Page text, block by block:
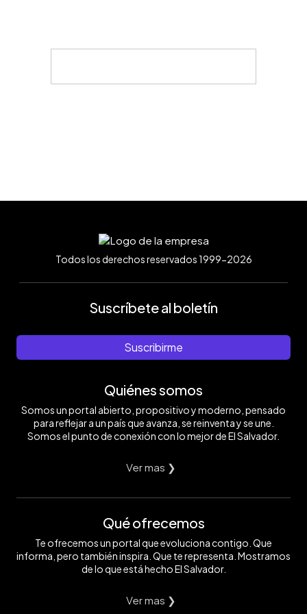
Todos los derechos reservados 1999-2026
Suscríbete al boletín
Suscribirme
Quiénes somos
Somos un portal abierto, propositivo y moderno, pensado
para reflejar a un país que avanza, se reinventa y se une.
Somos el punto de conexión con lo mejor de El Salvador.
Ver mas ❯
Qué ofrecemos
Te ofrecemos un portal que evoluciona contigo. Que
informa, pero también inspira. Que te representa. Mostramos
de lo que está hecho El Salvador.
Ver mas ❯